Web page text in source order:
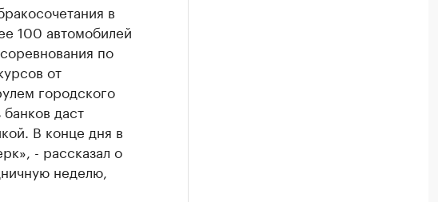
в
100 автомобилей
по
от
городского
даст
В конце дня в
- рассказал о
неделю,